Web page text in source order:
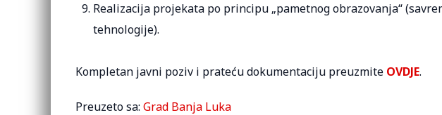
Realizacija projekata po principu „pametnog obrazovanja“
tehnologije).
Kompletan javni poziv i prateću dokumentaciju preuzmite OVDJE.
Preuzeto sa: Grad Banja Luka